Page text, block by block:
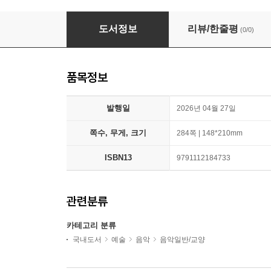
안녕? 비트박스
도서정보 리뷰/한줄평 (0/0)
품목정보
발행일 2026년 04월 27일
쪽수, 무게, 크기 284쪽 | 148*210mm
ISBN13 9791112184733
관련분류
카테고리 분류
국내도서 예술 음악 음악일반/교양